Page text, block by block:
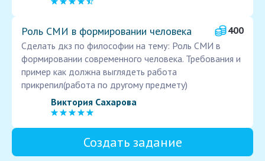
Роль СМИ в формировании человека
400
Сделать дкз по философии на тему: Роль СМИ в
формировании современного человека. Требования и
пример как должна выглядеть работа
прикрепил(работа по другому предмету)
Виктория Сахарова
Создать задание